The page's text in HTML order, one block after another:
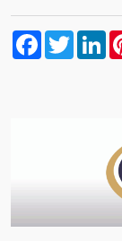
Facebook
Twitter